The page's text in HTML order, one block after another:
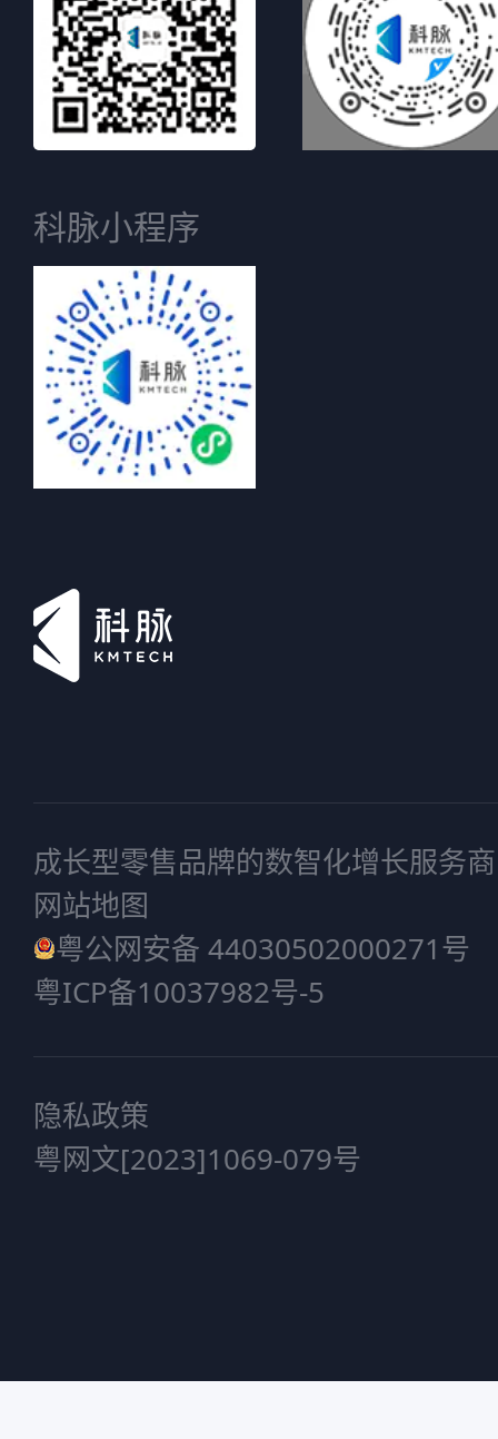
科脉小程序
成长型零售品牌的数智化增长服务商
网站地图
粤公网安备 44030502000271号
粤ICP备10037982号-5
隐私政策
粤网文[2023]1069-079号